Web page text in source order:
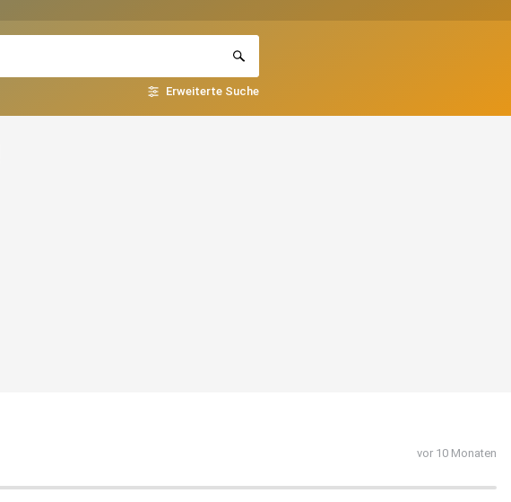
Erweiterte Suche
vor 10 Monaten